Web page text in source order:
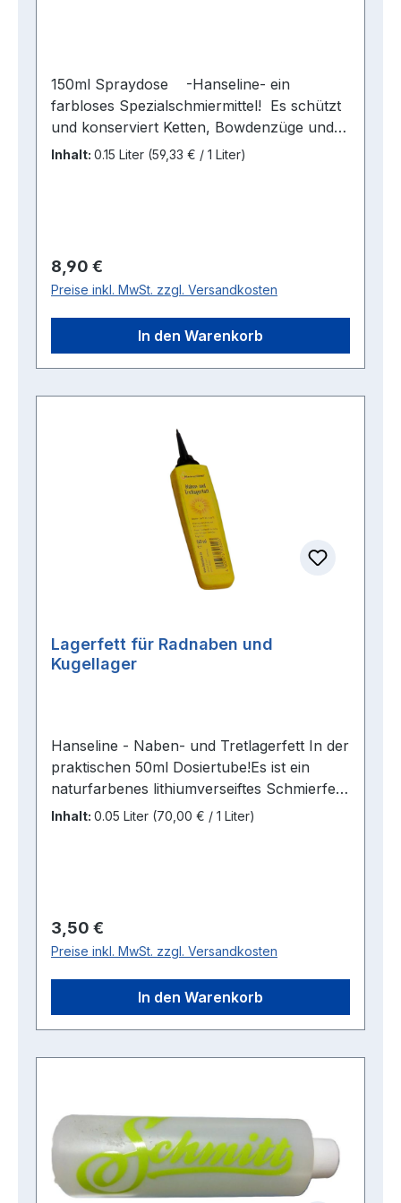
150ml Spraydose -Hanseline- ein
farbloses Spezialschmiermittel! Es schützt
und konserviert Ketten, Bowdenzüge und
Gelenkverbindungen. Dabei ist es
allergische Hautreaktionen
verursachen.H319: Verursacht schwere
Augenreizung.H411: Giftig für
Wasserorganismen, mit langfristiger
Wirkung.EUH208: Kann allergische
Reaktionen hervorrufen.EUH210:
Inhalt: 0.15 Liter (59,33 € / 1 Liter)
Regulärer Preis:
8,90 €
Preise inkl. MwSt. zzgl. Versandkosten
In den Warenkorb
Lagerfett für Radnaben und
Kugellager
Hanseline - Naben- und Tretlagerfett In der
praktischen 50ml Dosiertube!Es ist ein
naturfarbenes lithiumverseiftes Schmierfett
auf Mineralölbasis.Geeignet für den Einsatz
Inhalt: 0.05 Liter (70,00 € / 1 Liter)
Regulärer Preis:
3,50 €
Preise inkl. MwSt. zzgl. Versandkosten
In den Warenkorb